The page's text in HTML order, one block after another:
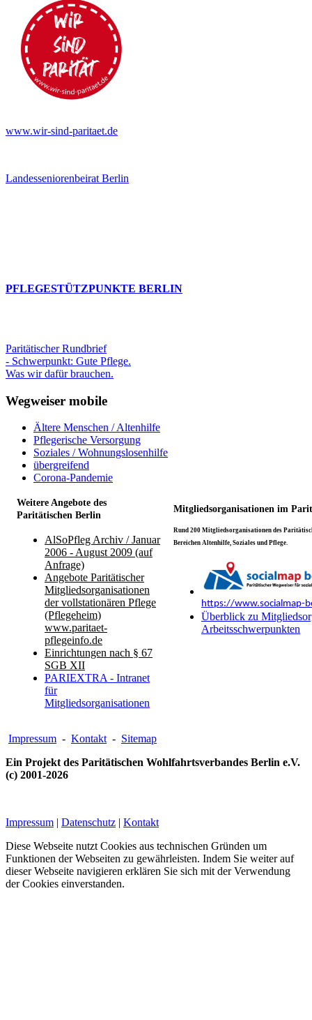
www.wir-sind-paritaet.de
Landesseniorenbeirat Berlin
PFLEGESTÜTZPUNKTE BERLIN
Paritätischer Rundbrief
- Schwerpunkt: Gute Pflege.
Was wir dafür brauchen.
Wegweiser mobile
Ältere Menschen / Altenhilfe
Pflegerische Versorgung
Soziales / Wohnungslosenhilfe
übergreifend
Corona-Pandemie
Weitere Angebote des
Paritätischen Berlin
Mitgliedsorganisationen im
AlSoPfleg Archiv / Januar
2006 - August 2009 (auf
Anfrage)
Angebote Paritätischer
Mitgliedsorganisationen
der vollstationären Pflege
(Pflegeheim)
www.paritaet-
pflegeinfo.de
Einrichtungen nach § 67
SGB XII
PARIEXTRA - Intranet
für
Mitgliedsorganisationen
Rund 200 Mitgliedsorganisationen des
Bereichen Altenhilfe, Soziales und Pflege.
https://www.socialmap-
Überblick zu
Arbeitsschwerpunkten
Impressum - Kontakt - Sitemap
Ein Projekt des Paritätischen Wohlfahrtsverbandes Berlin e.V.
(c) 2001-2026
Impressum | Datenschutz | Kontakt
Diese Webseite nutzt Cookies aus technischen Gründen um
Funktionen der Webseiten zu gewährleisten. Indem Sie weiter auf
dieser Webseite navigieren erklären Sie sich mit der Verwendung
der Cookies einverstanden.